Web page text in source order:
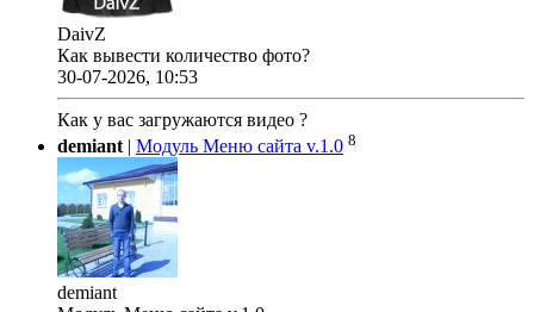
DaivZ
Как вывести количество фото?
30-07-2026, 10:53
Как у вас загружаются видео ?
demiant | Модуль Меню сайта v.1.0 8
demiant